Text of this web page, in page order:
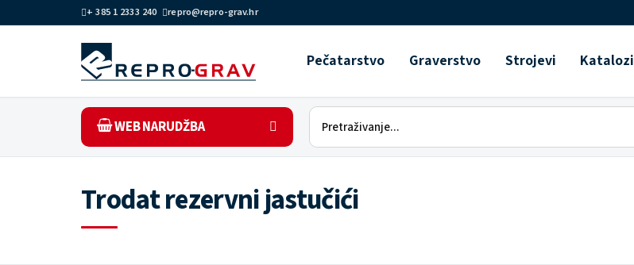
+ 385 1 2333 240 repro@repro-grav.hr
Pečatarstvo Graverstvo Strojevi Katalozi
WEB NARUDŽBA
Trodat rezervni jastučići